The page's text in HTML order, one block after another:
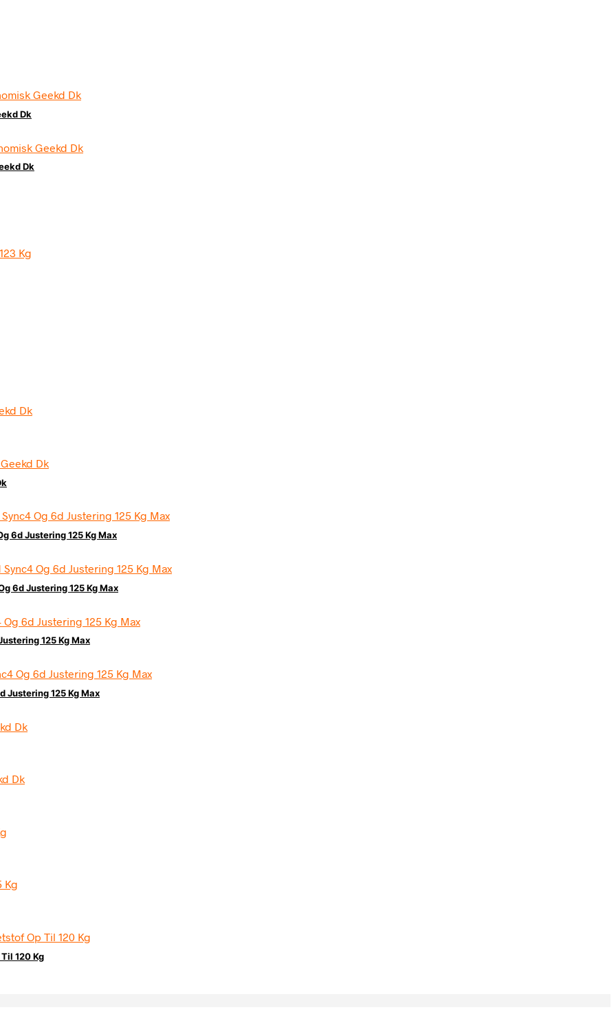
Dk
Dk
6d Justering 125 Kg Max
6d Justering 125 Kg Max
125 Kg Max
Justering 125 Kg Max
120 Kg